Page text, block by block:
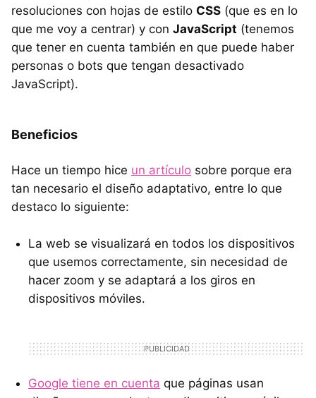
resoluciones con hojas de estilo CSS (que es en lo
que me voy a centrar) y con JavaScript (tenemos
que tener en cuenta también en que puede haber
personas o bots que tengan desactivado
JavaScript).
Beneficios
Hace un tiempo hice un artículo sobre porque era
tan necesario el diseño adaptativo, entre lo que
destaco lo siguiente:
La web se visualizará en todos los dispositivos
que usemos correctamente, sin necesidad de
hacer zoom y se adaptará a los giros en
dispositivos móviles.
Google tiene en cuenta que páginas usan